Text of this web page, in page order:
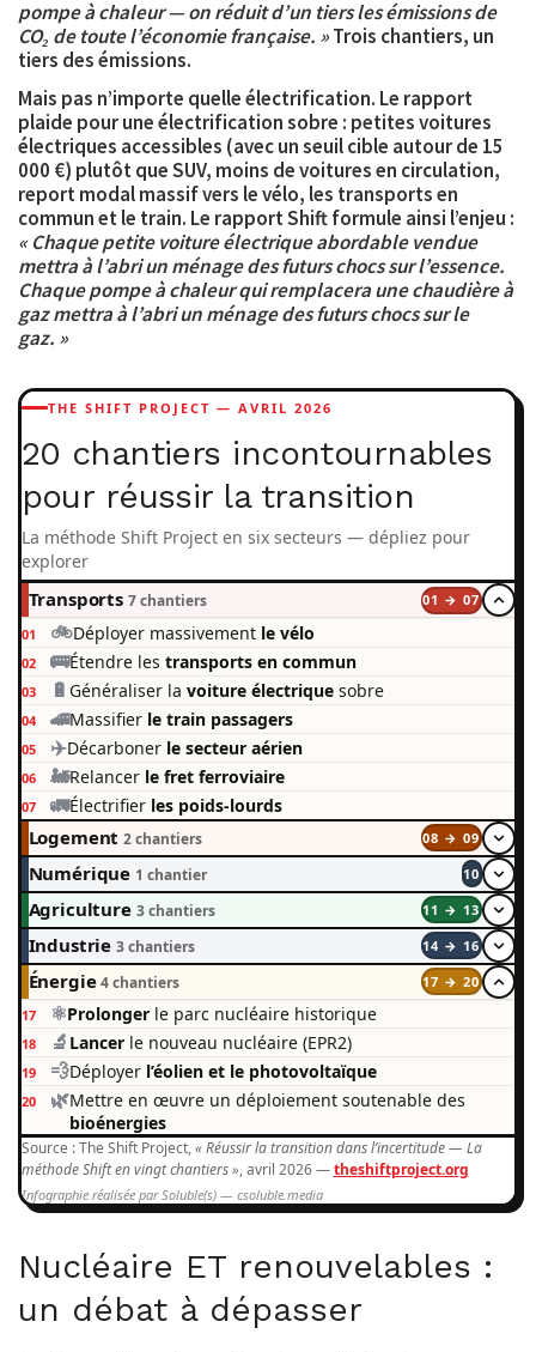
pompe à chaleur — on réduit d’un tiers les émissions de
CO₂ de toute l’économie française. »Trois chantiers, un
tiers des émissions.
Mais pas n’importe quelle électrification. Le rapport
plaide pour uneélectrification sobre : petites voitures
électriques accessibles (avec un seuil cible autour de 15
000 €) plutôt que SUV, moins de voitures en circulation,
report modal massif vers le vélo, les transports en
commun et le train. Le rapport Shift formule ainsi l’enjeu :
« Chaque petite voiture électrique abordable vendue
mettra à l’abri un ménage des futurs chocs sur l’essence.
Chaque pompe à chaleur qui remplacera une chaudière à
gaz mettra à l’abri un ménage des futurs chocs sur le
gaz. »
THE SHIFT PROJECT — AVRIL 2026
20 chantiers incontournables
pour réussir la transition
La méthode Shift Project en six secteurs — dépliez pour
explorer
Transports 7 chantiers
01 → 07
01
🚲Déployer massivement le vélo
02 🚌Étendre les transports en commun
03 🔋 Généraliser la voiture électriquesobre
04 🚄Massifier le train passagers
05 ✈️Décarboner le secteur aérien
06 🚂Relancer le fret ferroviaire
07 🚛Électrifier les poids-lourds
Logement 2 chantiers 08 → 09
Numérique 1 chantier 10
Agriculture 3 chantiers 11 → 13
Industrie 3 chantiers 14 → 16
Énergie 4 chantiers
17 → 20
17
⚛️Prolongerle parc nucléaire historique
18 🔬 Lancerle nouveau nucléaire (EPR2)
19 💨Déployer l’éolien et le photovoltaïque
20 🌿Mettre en œuvre un déploiement soutenable des
bioénergies
Source : The Shift Project,« Réussir la transition dans l’incertitude — La
méthode Shift en vingt chantiers », avril 2026 —theshiftproject.org
Infographie réalisée par Soluble(s) — csoluble.media
Nucléaire ET renouvelables :
un débat à dépasser